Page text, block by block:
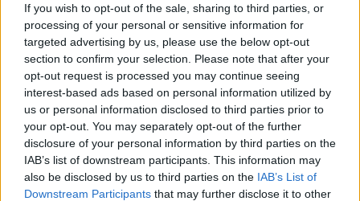
If you wish to opt-out of the sale, sharing to third parties, or
processing of your personal or sensitive information for
targeted advertising by us, please use the below opt-out
section to confirm your selection. Please note that after your
opt-out request is processed you may continue seeing
interest-based ads based on personal information utilized by
us or personal information disclosed to third parties prior to
your opt-out. You may separately opt-out of the further
disclosure of your personal information by third parties on the
IAB’s list of downstream participants. This information may
also be disclosed by us to third parties on the IAB’s List of
Downstream Participants that may further disclose it to other
Όταν η παρηγοριά έχει γραφτεί σε κώδικα
23.07.26
Δεν είναι η τεχνητή νοημοσύνη που γίνεται επικίνδυνη. Είναι
η στιγμή που μια κοινωνία αρχίζει να πιστεύει ότι ένας
αλγόριθμος μπορεί να αντικαταστήσει τον άνθρωπο στις πιο
εύθραυστες στιγμές της ζωής.